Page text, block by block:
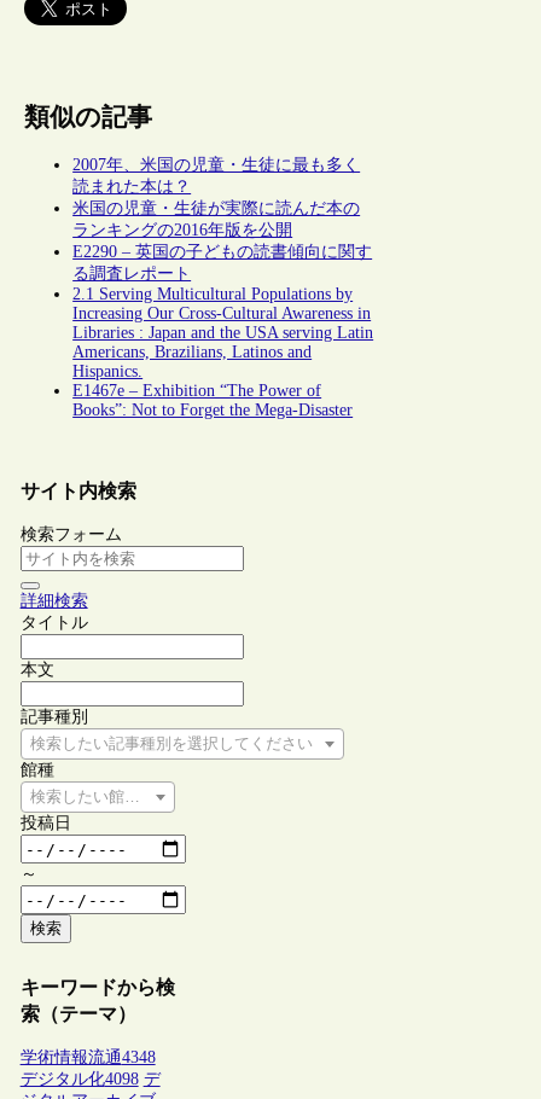
類似の記事
2007年、米国の児童・生徒に最も多く
読まれた本は？
米国の児童・生徒が実際に読んだ本の
ランキングの2016年版を公開
E2290 – 英国の子どもの読書傾向に関す
る調査レポート
2.1 Serving Multicultural Populations by
Increasing Our Cross-Cultural Awareness in
Libraries : Japan and the USA serving Latin
Americans, Brazilians, Latinos and
Hispanics.
E1467e – Exhibition “The Power of
Books”: Not to Forget the Mega-Disaster
サイト内検索
検索フォーム
詳細検索
タイトル
本文
記事種別
検索したい記事種別を選択してください
館種
検索したい館種を選択してください
投稿日
～
検索
キーワードから検
索（テーマ）
学術情報流通4348
デジタル化4098 デ